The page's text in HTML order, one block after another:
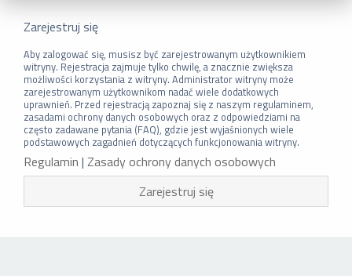
Zarejestruj się
Aby zalogować się, musisz być zarejestrowanym użytkownikiem
witryny. Rejestracja zajmuje tylko chwilę, a znacznie zwiększa
możliwości korzystania z witryny. Administrator witryny może
zarejestrowanym użytkownikom nadać wiele dodatkowych
uprawnień. Przed rejestracją zapoznaj się z naszym regulaminem,
zasadami ochrony danych osobowych oraz z odpowiedziami na
często zadawane pytania (FAQ), gdzie jest wyjaśnionych wiele
podstawowych zagadnień dotyczących funkcjonowania witryny.
Regulamin | Zasady ochrony danych osobowych
Zarejestruj się